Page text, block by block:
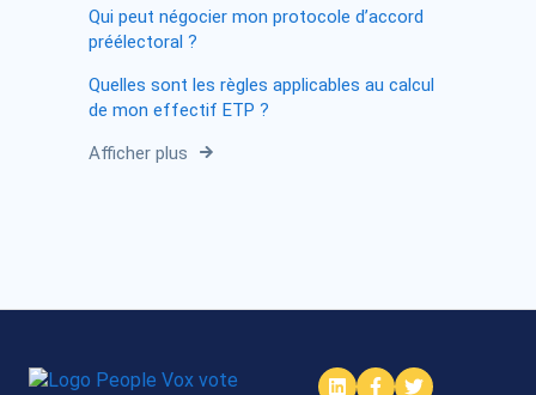
Qui peut négocier mon protocole d’accord
préélectoral ?
Quelles sont les règles applicables au calcul
de mon effectif ETP ?
Afficher plus